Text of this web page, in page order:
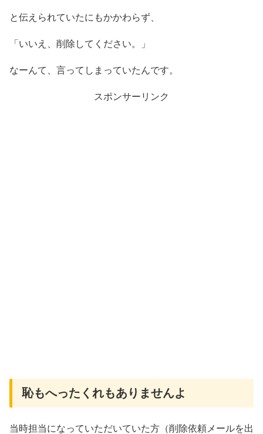
と伝えられていたにもかかわらず、
「いいえ、削除してください。」
なーんて、言ってしまっていたんです。
スポンサーリンク
恥もへったくれもありませんよ
当時担当になっていただいていた方（削除依頼メールを出